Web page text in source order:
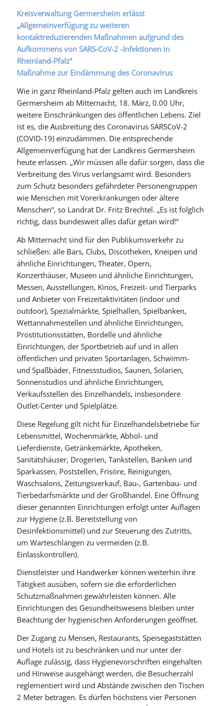
Kreisverwaltung Germersheim erlässt
„Allgemeinverfügung zu weiteren
kontaktreduzierenden Maßnahmen aufgrund des
Aufkommens von SARS-CoV-2 -Infektionen in
Rheinland-Pfalz“
Maßnahme zur Eindämmung des Coronavirus
Wie in ganz Rheinland-Pfalz gelten auch im Landkreis
Germersheim ab Mitternacht, 18. März, 0.00 Uhr,
weitere Einschränkungen des öffentlichen Lebens. Ziel
ist es, die Ausbreitung des Coronavirus SARSCoV-2
(COVID-19) einzudämmen. Die entsprechende
Allgemeinverfügung hat der Landkreis Germersheim
heute erlassen. „Wir müssen alle dafür sorgen, dass die
Verbreitung des Virus verlangsamt wird. Besonders
zum Schutz besonders gefährdeter Personengruppen
wie Menschen mit Vorerkrankungen oder ältere
Menschen“, so Landrat Dr. Fritz Brechtel. „Es ist folglich
richtig, dass bundesweit alles dafür getan wird!“
Ab Mitternacht sind für den Publikumsverkehr zu
schließen: alle Bars, Clubs, Discotheken, Kneipen und
ähnliche Einrichtungen, Theater, Opern,
Konzerthäuser, Museen und ähnliche Einrichtungen,
Messen, Ausstellungen, Kinos, Freizeit- und Tierparks
und Anbieter von Freizeitaktivitäten (indoor und
outdoor), Spezialmärkte, Spielhallen, Spielbanken,
Wettannahmestellen und ähnliche Einrichtungen,
Prostitutionsstätten, Bordelle und ähnliche
Einrichtungen, der Sportbetrieb auf und in allen
öffentlichen und privaten Sportanlagen, Schwimm-
und Spaßbäder, Fitnessstudios, Saunen, Solarien,
Sonnenstudios und ähnliche Einrichtungen,
Verkaufsstellen des Einzelhandels, insbesondere
Outlet-Center und Spielplätze.
Diese Regelung gilt nicht für Einzelhandelsbetriebe für
Lebensmittel, Wochenmärkte, Abhol- und
Lieferdienste, Getränkemärkte, Apotheken,
Sanitätshäuser, Drogerien, Tankstellen, Banken und
Sparkassen, Poststellen, Frisöre, Reinigungen,
Waschsalons, Zeitungsverkauf, Bau-, Gartenbau- und
Tierbedarfsmärkte und der Großhandel. Eine Öffnung
dieser genannten Einrichtungen erfolgt unter Auflagen
zur Hygiene (z.B. Bereitstellung von
Desinfektionsmittel) und zur Steuerung des Zutritts,
um Warteschlangen zu vermeiden (z.B.
Einlasskontrollen).
Dienstleister und Handwerker können weiterhin ihre
Tätigkeit ausüben, sofern sie die erforderlichen
Schutzmaßnahmen gewährleisten können. Alle
Einrichtungen des Gesundheitswesens bleiben unter
Beachtung der hygienischen Anforderungen geöffnet.
Der Zugang zu Mensen, Restaurants, Speisegaststätten
und Hotels ist zu beschränken und nur unter der
Auflage zulässig, dass Hygienevorschriften eingehalten
und Hinweise ausgehängt werden, die Besucherzahl
reglementiert wird und Abstände zwischen den Tischen
2 Meter betragen. Es dürfen höchstens vier Personen